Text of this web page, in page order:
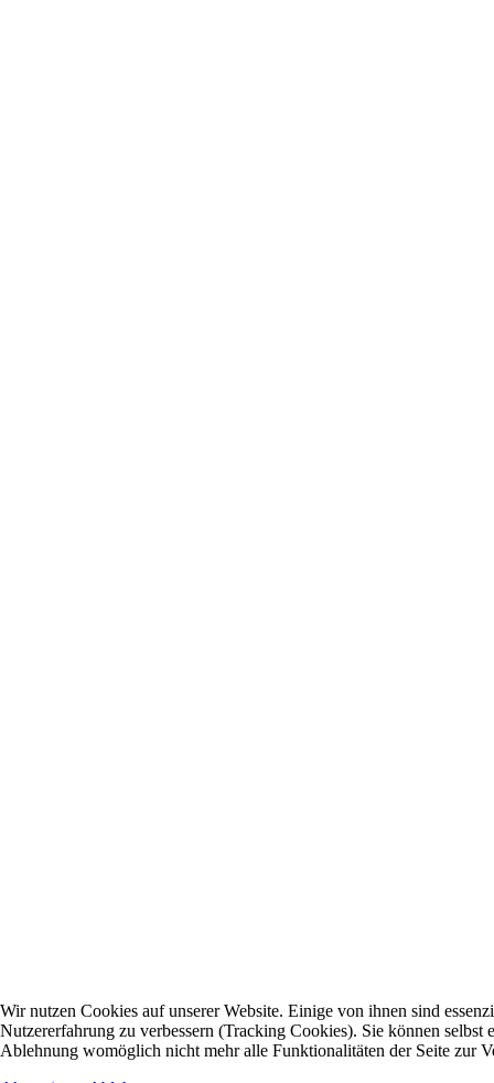
Wir nutzen Cookies auf unserer Website. Einige von ihnen sind
Nutzererfahrung zu verbessern (Tracking Cookies). Sie können selbst
Ablehnung womöglich nicht mehr alle Funktionalitäten der Seite zur